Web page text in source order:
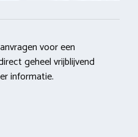
voor een
geheel vrijblijvend
informatie.